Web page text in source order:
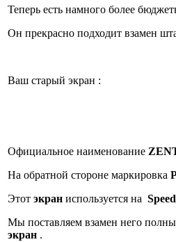
Теперь есть намного более
Он прекрасно подходит взамен
Ваш старый экран :
Официальное наименование
На обратной стороне маркировка
Этот экран используется на
Мы поставляем взамен него
экран .